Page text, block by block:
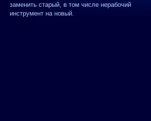
заменить старый, в том числе нерабочий
инструмент на новый.